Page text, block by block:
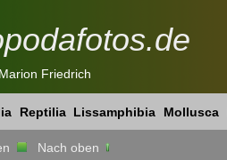
Friedrich
Reptilia Lissamphibia Mollusca
Nach oben